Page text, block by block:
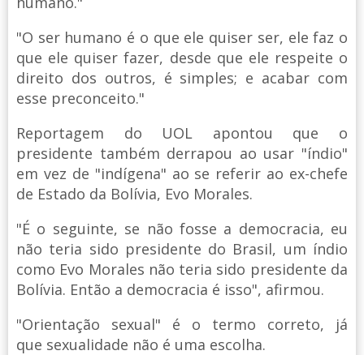
"O ser humano é o que ele quiser ser, ele faz o
que ele quiser fazer, desde que ele respeite o
direito dos outros, é simples; e acabar com
esse preconceito."
Reportagem do UOL apontou que o
presidente também derrapou ao usar "índio"
em vez de "indígena" ao se referir ao ex-chefe
de Estado da Bolívia, Evo Morales.
"É o seguinte, se não fosse a democracia, eu
não teria sido presidente do Brasil, um índio
como Evo Morales não teria sido presidente da
Bolívia. Então a democracia é isso", afirmou.
"Orientação sexual" é o termo correto, já
que sexualidade não é uma escolha.